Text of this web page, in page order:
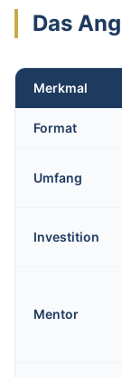
Das
Merkmal
Format
Umfang
Investition
Mentor